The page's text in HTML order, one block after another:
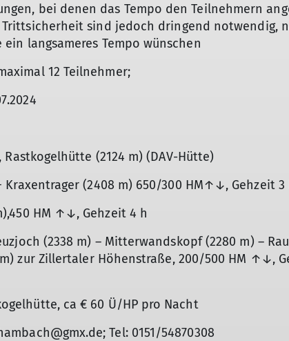
bei denen das Tempo den Teilnehmern
sind jedoch dringend notwendig,
ein langsameres Tempo wünschen
12 Teilnehmer;
(2124 m) (DAV-Hütte)
Kraxentrager (2408 m) 650/300 HM↑↓, Gehzeit 3
HM ↑↓, Gehzeit 4 h
(2338 m) – Mitterwandskopf (2280 m) –
zur Zillertaler Höhenstraße, 200/500 HM ↑↓,
ca € 60 Ü/HP pro Nacht
Tel: 0151/54870308